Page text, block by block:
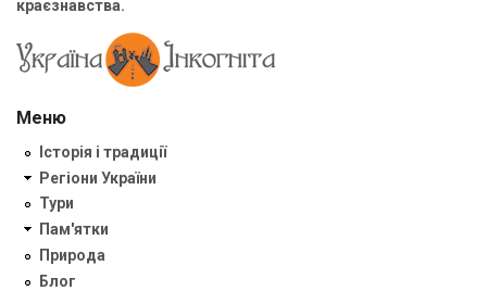
краєзнавства.
Меню
Історія і традиції
Регіони України
Тури
Пам'ятки
Природа
Блог